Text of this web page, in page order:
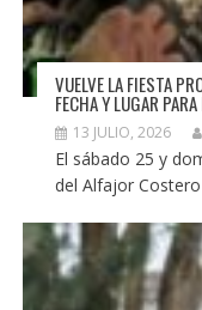
VUELVE LA FIESTA
FECHA Y LUGAR
13 JULIO, 2026
El sábado 25 y
del Alfajor